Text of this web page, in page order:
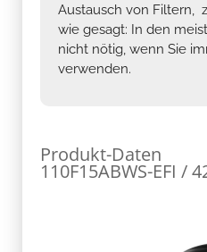
Austausch von Filtern,
wie gesagt: In den
nicht nötig, wenn Sie
verwenden.
Produkt-Daten
110F15ABWS-EFI /